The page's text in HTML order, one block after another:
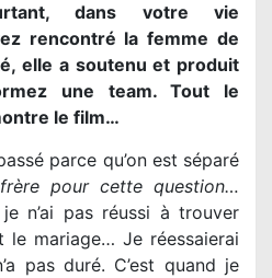
dans votre vie
rencontré la femme de
elle a soutenu et produit
une team. Tout le
le film…
parce qu’on est séparé
pour cette question…
n’ai pas réussi à trouver
le mariage… Je réessaierai
pas duré. C’est quand je